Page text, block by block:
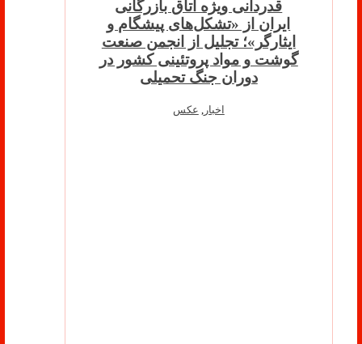
قدردانی ویژه اتاق بازرگانی
ایران از «تشکل‌های پیشگام و
ایثارگر»؛ تجلیل از انجمن صنعت
گوشت و مواد پروتئینی کشور در
دوران جنگ تحمیلی
اخبار عکس